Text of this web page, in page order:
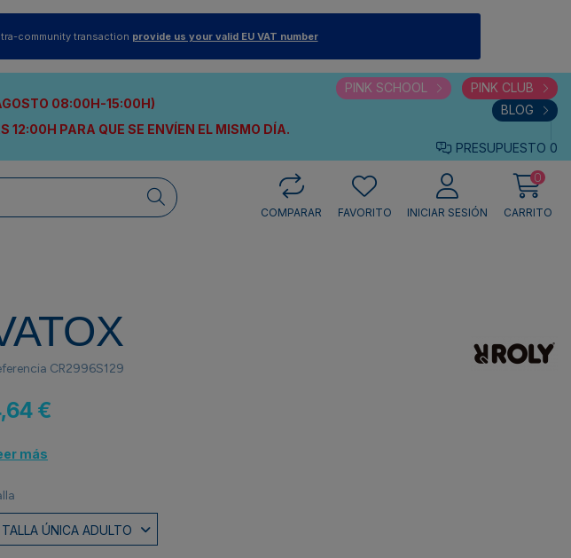
community transaction provide us your valid EU VAT number
08:00H-15:00H)
12:00H PARA QUE SE ENVÍEN EL MISMO DÍA.
PINK SCHOOL
PINK CLUB
BLOG
PRESUPUESTO 0
COMPARAR
FAVORITO INICIAR SESIÓN
0
CARRITO
CR2996S129
€
más